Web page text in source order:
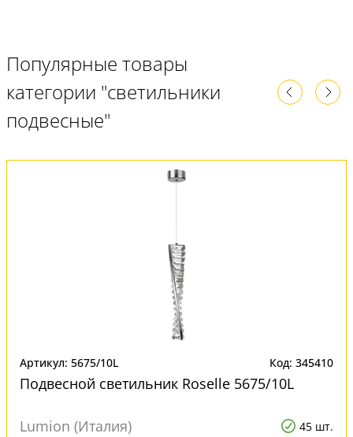
Популярные товары
категории "светильники
подвесные"
Артикул: 5675/10L Код: 345410
Подвесной светильник Roselle 5675/10L
Lumion (Италия) 45 шт.